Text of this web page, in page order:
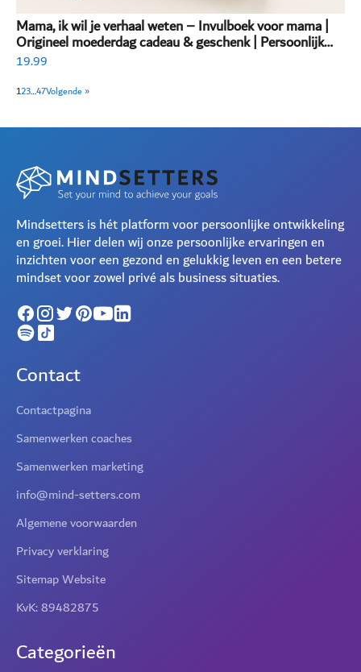
Mama, ik wil je verhaal weten – Invulboek voor mama |
Origineel moederdag cadeau & geschenk | Persoonlijk
invulboek volwassenen
19.99
123…47Volgende »
Mindsetters is hét platform voor persoonlijke ontwikkeling
en groei. Hier delen wij onze persoonlijke ervaringen en
inzichten voor een gezond en gelukkig leven en een betere
mindset voor zowel privé als business situaties.
Contact
Contactpagina
Samenwerken coaches
Samenwerken marketing
info@mind-setters.com
Algemene voorwaarden
Privacy verklaring
Sitemap Website
KvK: 89482875
Categorieën